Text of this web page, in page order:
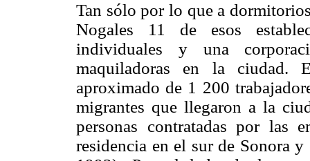
Tan sólo por lo que a
Nogales 11 de esos
individuales y una
maquiladoras en la ciudad.
aproximado de 1 200
migrantes que llegaron a la
personas contratadas por las
residencia en el sur de Sonora